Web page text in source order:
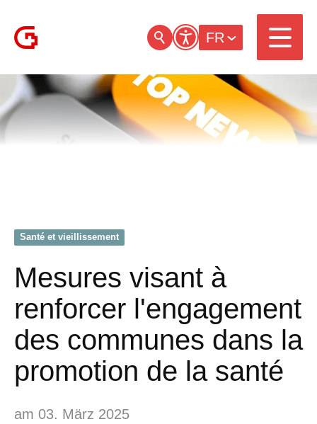
FR
Santé et vieillissement
Mesures visant à
renforcer l'engagement
des communes dans la
promotion de la santé
am 03. März 2025